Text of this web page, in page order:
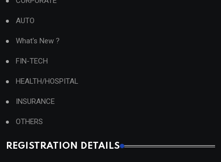
AUTO
What's New ?
FIN-TECH
HEALTH/HOSPITAL
INSURANCE
OTHERS
REGISTRATION DETAILS